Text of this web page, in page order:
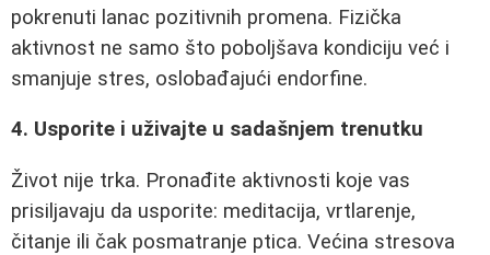
pokrenuti lanac pozitivnih promena. Fizička
aktivnost ne samo što poboljšava kondiciju već i
smanjuje stres, oslobađajući endorfine.
4. Usporite i uživajte u sadašnjem trenutku
Život nije trka. Pronađite aktivnosti koje vas
prisiljavaju da usporite: meditacija, vrtlarenje,
čitanje ili čak posmatranje ptica. Većina stresova